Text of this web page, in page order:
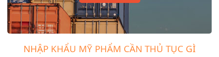
NHẬP KHẨU MỸ PHẨM CẦN THỦ TỤC GÌ